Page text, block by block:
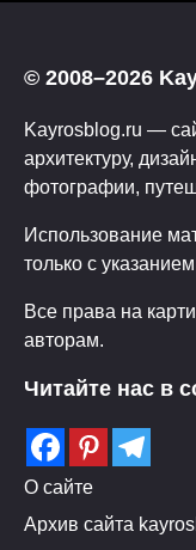
© 2008–2026
Kayrosblog.ru —
архитектуру,
фотографии,
Использование
только с
Все права на
авторам.
Читайте нас в
О сайте
Архив сайта